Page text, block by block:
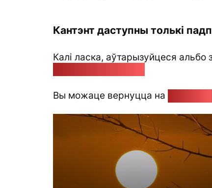
Кантэнт даступны толькі
Калі ласка, аўтарызуйцеся альбо
Вы можаце вернуцца на